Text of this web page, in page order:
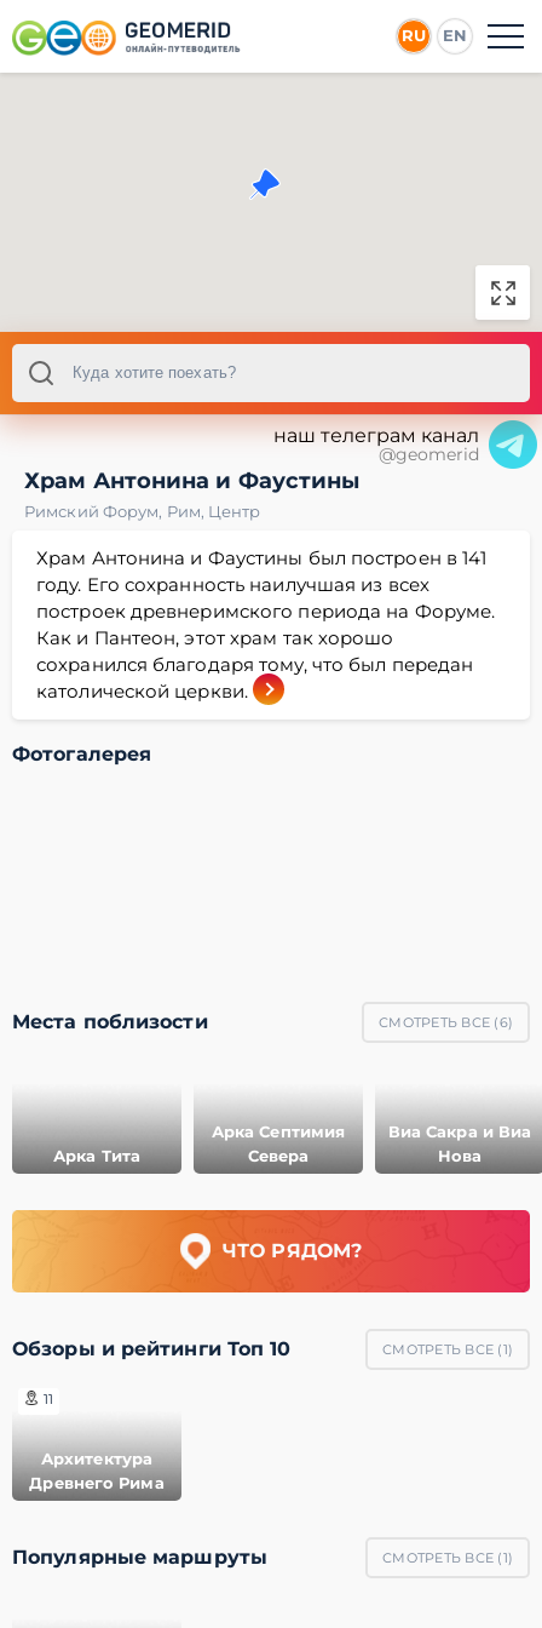
RU EN
наш телеграм канал
@geomerid
Храм Антонина и Фаустины
Римский Форум, Рим, Центр
Храм Антонина и Фаустины был построен в 141
году. Его сохранность наилучшая из всех
построек древнеримского периода на Форуме.
Как и Пантеон, этот храм так хорошо
сохранился благодаря тому, что был передан
католической церкви.
Фотогалерея
Места поблизости СМОТРЕТЬ ВСЕ (6)
Арка Тита
Арка Септимия
Севера
Виа Сакра и Виа
Нова
ЧТО РЯДОМ?
Обзоры и рейтинги Топ 10 СМОТРЕТЬ ВСЕ (1)
11
Архитектура
Древнего Рима
Популярные маршруты СМОТРЕТЬ ВСЕ (1)